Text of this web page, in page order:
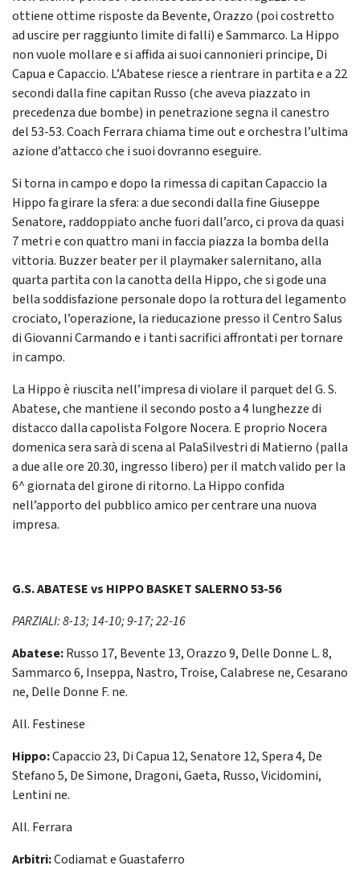
ottiene ottime risposte da Bevente, Orazzo (poi costretto
ad uscire per raggiunto limite di falli) e Sammarco. La Hippo
non vuole mollare e si affida ai suoi cannonieri principe, Di
Capua e Capaccio. L’Abatese riesce a rientrare in partita e a 22
secondi dalla fine capitan Russo (che aveva piazzato in
precedenza due bombe) in penetrazione segna il canestro
del 53-53. Coach Ferrara chiama time out e orchestra l’ultima
azione d’attacco che i suoi dovranno eseguire.
Si torna in campo e dopo la rimessa di capitan Capaccio la
Hippo fa girare la sfera: a due secondi dalla fine Giuseppe
Senatore, raddoppiato anche fuori dall’arco, ci prova da quasi
7 metri e con quattro mani in faccia piazza la bomba della
vittoria. Buzzer beater per il playmaker salernitano, alla
quarta partita con la canotta della Hippo, che si gode una
bella soddisfazione personale dopo la rottura del legamento
crociato, l’operazione, la rieducazione presso il Centro Salus
di Giovanni Carmando e i tanti sacrifici affrontati per tornare
in campo.
La Hippo è riuscita nell’impresa di violare il parquet del G. S.
Abatese, che mantiene il secondo posto a 4 lunghezze di
distacco dalla capolista Folgore Nocera. E proprio Nocera
domenica sera sarà di scena al PalaSilvestri di Matierno (palla
a due alle ore 20.30, ingresso libero) per il match valido per la
6^ giornata del girone di ritorno. La Hippo confida
nell’apporto del pubblico amico per centrare una nuova
impresa.
G.S. ABATESE vs HIPPO BASKET SALERNO 53-56
PARZIALI: 8-13; 14-10; 9-17; 22-16
Abatese:Russo 17, Bevente 13, Orazzo 9, Delle Donne L. 8,
Sammarco 6, Inseppa, Nastro, Troise, Calabrese ne, Cesarano
ne, Delle Donne F. ne.
All. Festinese
Hippo:Capaccio 23, Di Capua 12, Senatore 12, Spera 4, De
Stefano 5, De Simone, Dragoni, Gaeta, Russo, Vicidomini,
Lentini ne.
All. Ferrara
Arbitri:Codiamat e Guastaferro